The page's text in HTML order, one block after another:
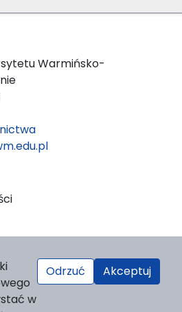
Warmińsko-
by LIBCOM
OJS/PKP
w
Odrzuć Akceptuj